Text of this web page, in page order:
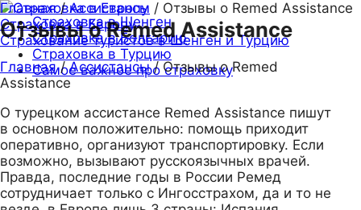
Страховка в Европу
Страхование туристов в Шенген и Турцию
Страховка в Шенген
Страховка в Болгарию
Страховка в Турцию
Самое важное про страховку
Главная / Ассистансы / Отзывы о Remed Assistance
Отзывы о Remed Assistance
Главная / Ассистансы / Отзывы о Remed
Assistance
О турецком ассистансе Remed Assistance пишут
в основном положительно: помощь приходит
оперативно, организуют транспортировку. Если
возможно, вызывают русскоязычных врачей.
Правда, последние годы в России Ремед
сотрудничает только с Ингосстрахом, да и то не